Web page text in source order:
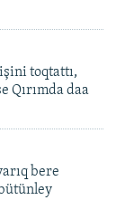
toqtattı,
Qırımda daa
bere